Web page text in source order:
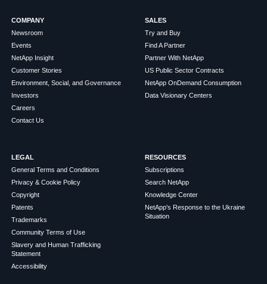
COMPANY
Newsroom
Events
NetApp Insight
Customer Stories
Environment, Social, and Governance
Investors
Careers
Contact Us
SALES
Try and Buy
Find A Partner
Partner With NetApp
US Public Sector Contracts
NetApp OnDemand Consumption
Data Visionary Centers
LEGAL
General Terms and Conditions
Privacy & Cookie Policy
Copyright
Patents
Trademarks
Community Terms of Use
Slavery and Human Trafficking
Statement
Accessibility
RESOURCES
Subscriptions
Search NetApp
Knowledge Center
NetApp's Response to the Ukraine
Situation